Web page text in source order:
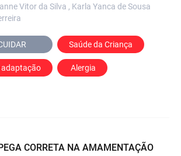
Vitor da Silva , Karla Yanca de Sousa
Saúde da Criança
adaptação Alergia
CORRETA NA AMAMENTAÇÃO